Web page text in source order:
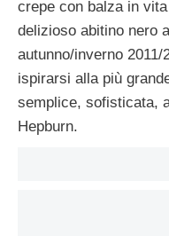
crepe con balza in
delizioso abitino nero
autunno/inverno 2011/
ispirarsi alla più
semplice, sofisticata,
Hepburn.